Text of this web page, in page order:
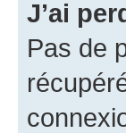
J’ai
Pas de